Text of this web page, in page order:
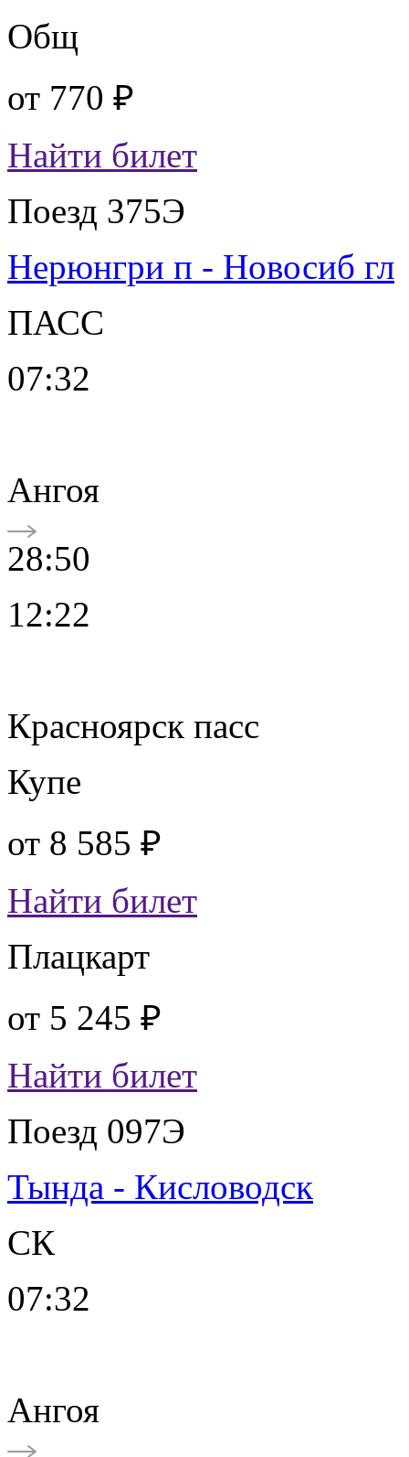
Общ
от 770 ₽
Найти билет
Поезд 375Э
Нерюнгри п - Новосиб гл
ПАСС
07:32
Ангоя
28:50
12:22
Красноярск пасс
Купе
от 8 585 ₽
Найти билет
Плацкарт
от 5 245 ₽
Найти билет
Поезд 097Э
Тында - Кисловодск
СК
07:32
Ангоя